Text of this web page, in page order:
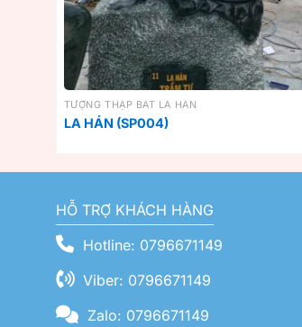
TƯỢNG THẬP BÁT LA HÁN
LA HÁN (SP004)
HỖ TRỢ KHÁCH HÀNG
Hotline: 0796671149
Viber: 0796671149
Zalo: 0796671149